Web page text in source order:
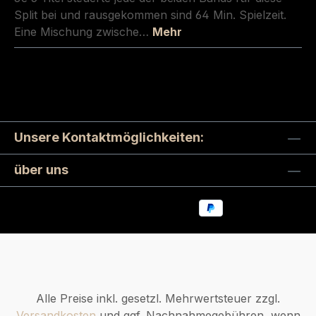
Split bei und rausgekommen sind 64 Min. Spielzeit.
Eine Mischung zwische… Mehr
Unsere Kontaktmöglichkeiten:
über uns
Alle Preise inkl. gesetzl. Mehrwertsteuer zzgl.